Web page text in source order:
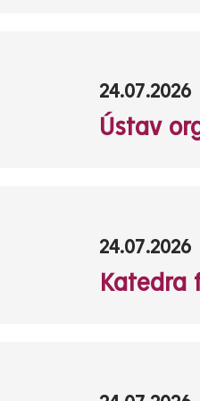
24.07.2026
Ústav
24.07.2026
Katedra